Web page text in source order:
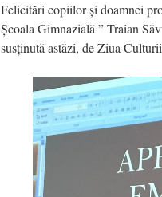
Felicitări copiilor și doamnei
Școala Gimnazială ” Traian
susținută astăzi, de Ziua